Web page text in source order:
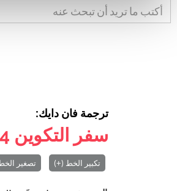
ترجمة فان دايك:
سفر التكوين
تكبير الخط (+) تصغير